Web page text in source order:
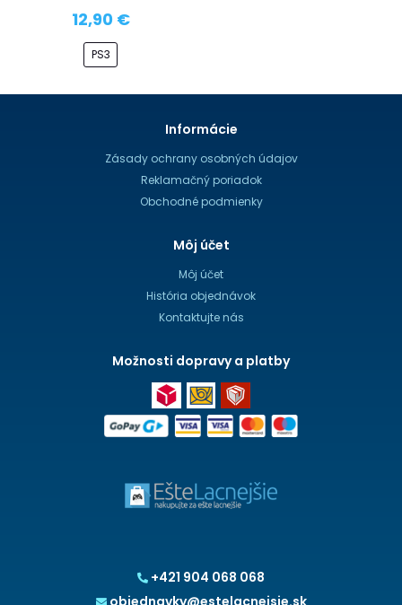
12,90 €
PS3
+421 904 068 068
objednavky@estelacnejsie.sk
Informácie
Zásady ochrany osobných údajov
Reklamačný poriadok
Obchodné podmienky
Môj účet
Môj účet
História objednávok
Kontaktujte nás
Možnosti dopravy a platby